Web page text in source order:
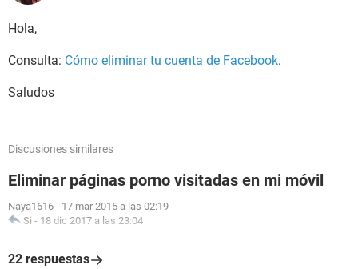
Hola,
Consulta: Cómo eliminar tu cuenta de Facebook.
Saludos
Discusiones similares
Eliminar páginas porno visitadas en mi móvil
Naya1616 - 17 mar 2015 a las 02:19
Si - 18 dic 2017 a las 23:04
22 respuestas